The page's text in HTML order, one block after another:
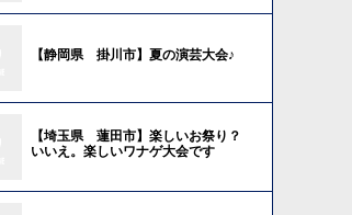
【静岡県 掛川市】夏の演芸大会♪
【埼玉県 蓮田市】楽しいお祭り？
いいえ。楽しいワナゲ大会です